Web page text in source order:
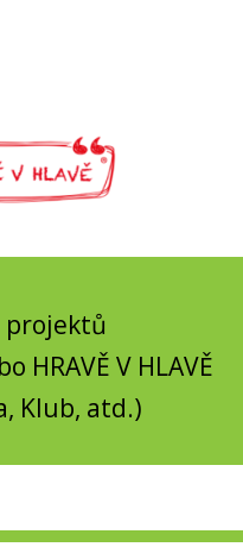
projektů
HRAVĚ V HLAVĚ
Klub, atd.)